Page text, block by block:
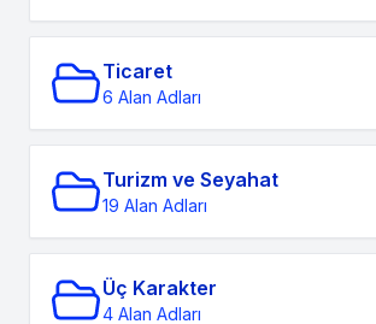
Ticaret
6 Alan Adları
Turizm ve Seyahat
19 Alan Adları
Üç Karakter
4 Alan Adları